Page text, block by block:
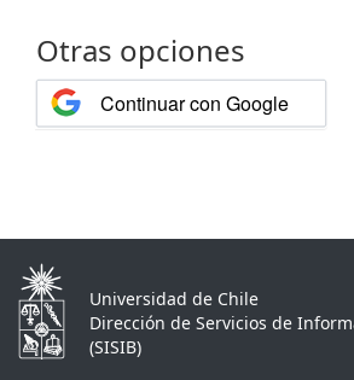
Otras opciones
Continuar con Google
Universidad de Chile
Dirección de Servicios de
(SISIB)